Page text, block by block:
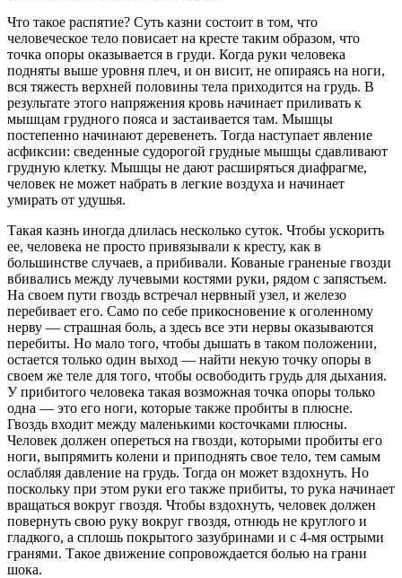
Что такое распятие? Суть казни состоит в том, что
человеческое тело повисает на кресте таким образом, что
точка опоры оказывается в груди. Когда руки человека
подняты выше уровня плеч, и он висит, не опираясь на ноги,
вся тяжесть верхней половины тела приходится на грудь. В
результате этого напряжения кровь начинает приливать к
мышцам грудного пояса и застаивается там. Мышцы
постепенно начинают деревенеть. Тогда наступает явление
асфиксии: сведенные судорогой грудные мышцы сдавливают
грудную клетку. Мышцы не дают расширяться диафрагме,
человек не может набрать в легкие воздуха и начинает
умирать от удушья.
Такая казнь иногда длилась несколько суток. Чтобы ускорить
ее, человека не просто привязывали к кресту, как в
большинстве случаев, а прибивали. Кованые граненые гвозди
вбивались между лучевыми костями руки, рядом с запястьем.
На своем пути гвоздь встречал нервный узел, и железо
перебивает его. Само по себе прикосновение к оголенному
нерву — страшная боль, а здесь все эти нервы оказываются
перебиты. Но мало того, чтобы дышать в таком положении,
остается только один выход — найти некую точку опоры в
своем же теле для того, чтобы освободить грудь для дыхания.
У прибитого человека такая возможная точка опоры только
одна — это его ноги, которые также пробиты в плюсне.
Гвоздь входит между маленькими косточками плюсны.
Человек должен опереться на гвозди, которыми пробиты его
ноги, выпрямить колени и приподнять свое тело, тем самым
ослабляя давление на грудь. Тогда он может вздохнуть. Но
поскольку при этом руки его также прибиты, то рука начинает
вращаться вокруг гвоздя. Чтобы вздохнуть, человек должен
повернуть свою руку вокруг гвоздя, отнюдь не круглого и
гладкого, а сплошь покрытого зазубринами и с 4-мя острыми
гранями. Такое движение сопровождается болью на грани
шока.